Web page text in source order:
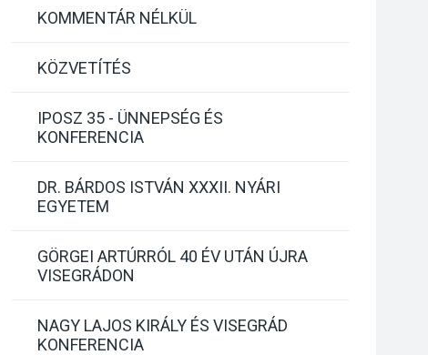
KOMMENTÁR NÉLKÜL
KÖZVETÍTÉS
IPOSZ 35 - ÜNNEPSÉG ÉS
KONFERENCIA
DR. BÁRDOS ISTVÁN XXXII. NYÁRI
EGYETEM
GÖRGEI ARTÚRRÓL 40 ÉV UTÁN ÚJRA
VISEGRÁDON
NAGY LAJOS KIRÁLY ÉS VISEGRÁD
KONFERENCIA